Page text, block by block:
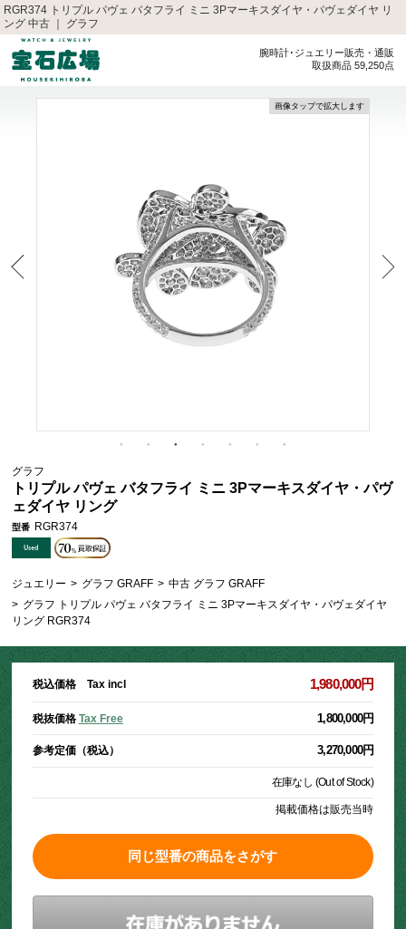
RGR374 トリプル パヴェ バタフライ ミニ 3Pマーキスダイヤ・パヴェダイヤ リ
ング 中古 ｜ グラフ
腕時計･ジュエリー販売・通販
取扱商品 59,250点
画像タップで拡大します
グラフ
トリプル パヴェ バタフライ ミニ 3Pマーキスダイヤ・パヴ
ェダイヤ リング
型番 RGR374
ジュエリー > グラフ GRAFF > 中古 グラフ GRAFF
> グラフ トリプル パヴェ バタフライ ミニ 3Pマーキスダイヤ・パヴェダイヤ
リング RGR374
税込価格 Tax incl 1,980,000円
税抜価格 Tax Free 1,800,000円
参考定価（税込） 3,270,000円
在庫なし (Out of Stock)
掲載価格は販売当時
同じ型番の商品をさがす